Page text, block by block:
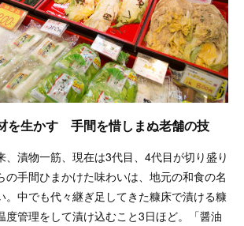
を生かす 手間を惜しまぬ老舗の技
、漬物一筋、現在は3代目、4代目が切り盛り
の手間ひまかけた味わいは、地元の和食の名
。中でも代々継ぎ足してきた糠床で漬ける糠
度管理をして漬け込むこと3日ほど。「醤油